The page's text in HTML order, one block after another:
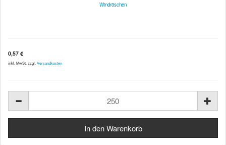
Windröschen
0,57 €
inkl. MwSt. zzgl. Versandkosten